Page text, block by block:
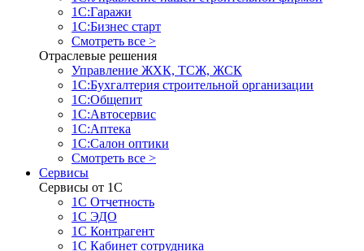
1С:Гаражи
1С:Бизнес старт
Смотреть все >
Отраслевые решения
Управление ЖХК, ТСЖ, ЖСК
1С:Бухгалтерия строительной организации
1С:Общепит
1С:Автосервис
1С:Аптека
1С:Салон оптики
Смотреть все >
Сервисы
Сервисы от 1С
1С Отчетность
1С ЭДО
1С Контрагент
1С Кабинет сотрудника